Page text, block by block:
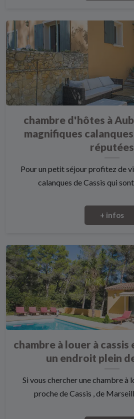
chambre d'hôtes à
magnifiques
réputées
Pour un petit séjour profitez de
calanques de Cassis qui
+ infos
chambre à louer à
un endroit plein
Si vous chercher une chambre à
proche de Cassis , de